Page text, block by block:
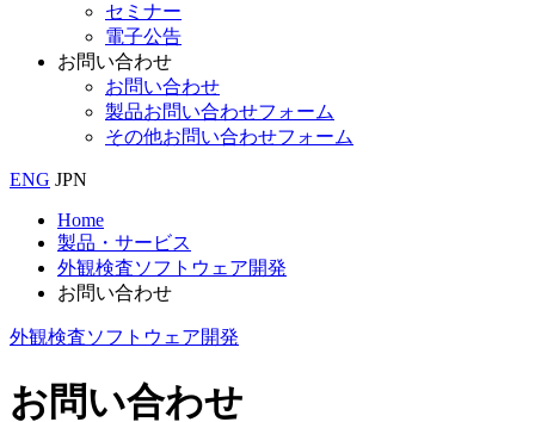
セミナー
電子公告
お問い合わせ
お問い合わせ
製品お問い合わせフォーム
その他お問い合わせフォーム
ENG JPN
Home
製品・サービス
外観検査ソフトウェア開発
お問い合わせ
外観検査ソフトウェア開発
お問い合わせ